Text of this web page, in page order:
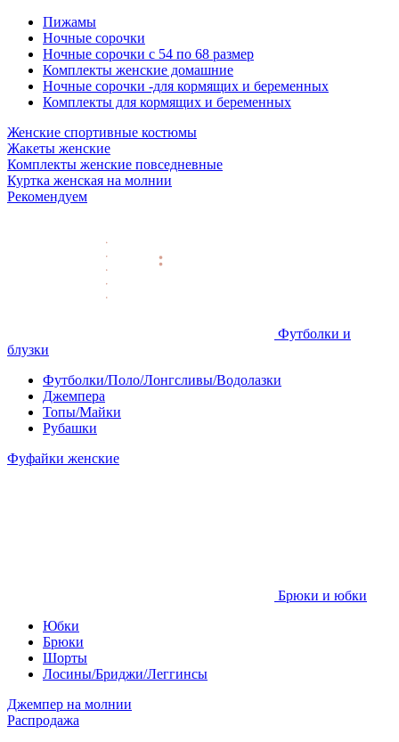
Пижамы
Ночные сорочки
Ночные сорочки с 54 по 68 размер
Комплекты женские домашние
Ночные сорочки -для кормящих и беременных
Комплекты для кормящих и беременных
Женские спортивные костюмы
Жакеты женские
Комплекты женские повседневные
Куртка женская на молнии
Рекомендуем
Футболки и
блузки
Футболки/Поло/Лонгсливы/Водолазки
Джемпера
Топы/Майки
Рубашки
Фуфайки женские
Брюки и юбки
Юбки
Брюки
Шорты
Лосины/Бриджи/Леггинсы
Джемпер на молнии
Распродажа